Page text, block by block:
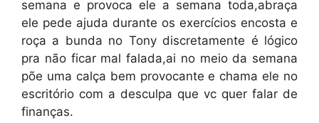
semana e provoca ele a semana toda,abraça
ele pede ajuda durante os exercícios encosta e
roça a bunda no Tony discretamente é lógico
pra não ficar mal falada,ai no meio da semana
põe uma calça bem provocante e chama ele no
escritório com a desculpa que vc quer falar de
finanças.